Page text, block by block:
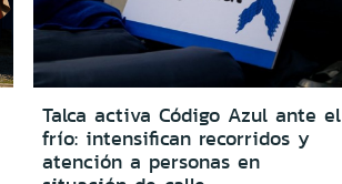
Talca activa Código Azul ante el
frío: intensifican recorridos y
atención a personas en